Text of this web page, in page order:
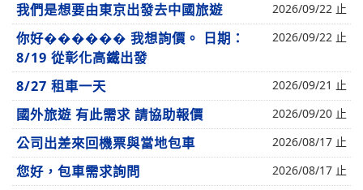
我們是想要由東京出發去中國旅遊 2026/09/22 止
你好������ 我想詢價。 日期：
8/19 從彰化高鐵出發
2026/09/22 止
8/27 租車一天 2026/09/21 止
國外旅遊 有此需求 請協助報價 2026/09/20 止
公司出差來回機票與當地包車 2026/08/17 止
您好，包車需求詢問 2026/08/17 止